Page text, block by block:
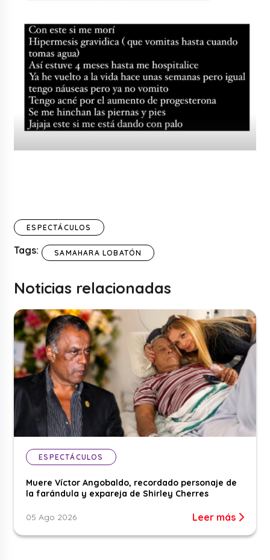
ESPECTÁCULOS
Tags: SAMAHARA LOBATÓN
Noticias relacionadas
ESPECTÁCULOS
Muere Víctor Angobaldo, recordado personaje de
la farándula y expareja de Shirley Cherres
05 Ago 2026 Leer más